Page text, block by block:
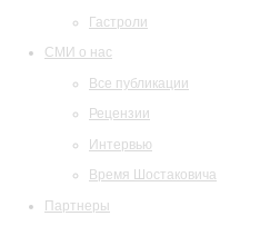
Гастроли
СМИ о нас
Все публикации
Рецензии
Интервью
Время Шостаковича
Партнеры